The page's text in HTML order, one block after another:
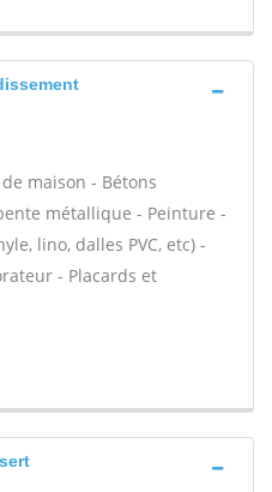
maison - Bétons
métallique - Peinture -
lino, dalles PVC, etc) -
- Placards et